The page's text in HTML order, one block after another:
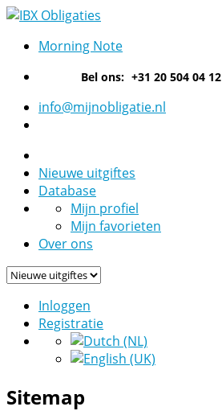
Morning Note
Bel ons: +31 20 504 04 12
info@mijnobligatie.nl
Nieuwe uitgiftes
Database
Mijn profiel
Mijn favorieten
Over ons
Inloggen
Registratie
Sitemap